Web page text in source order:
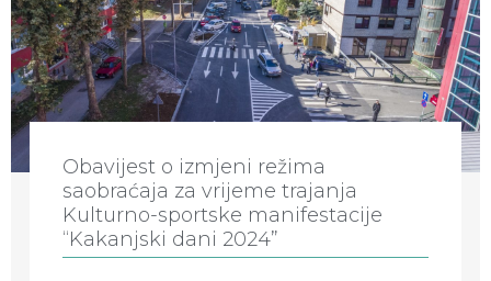
Obavijest o izmjeni režima
saobraćaja za vrijeme trajanja
Kulturno-sportske manifestacije
“Kakanjski dani 2024”